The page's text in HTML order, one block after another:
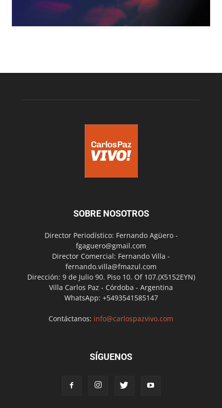
SOBRE NOSOTROS
Director Periodístico: Fernando Agüero -
fgaguero@gmail.com
Director Comercial: Fernando Villa -
fernando.villa@fmazul.com
Dirección: 9 de Julio 90. Piso 10. Of 107.(X5152EYN)
Villa Carlos Paz - Córdoba - Argentina
WhatsApp: +5493541585147
Contáctanos: info@carlospazvivo.com
SÍGUENOS